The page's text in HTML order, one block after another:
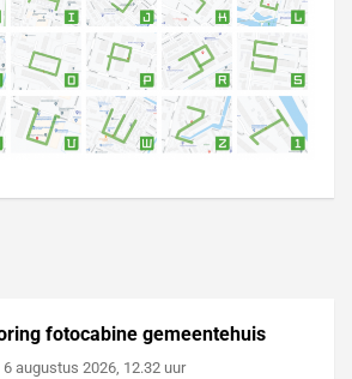
fotocabine gemeentehuis
6 augustus 2026, 12.32 uur